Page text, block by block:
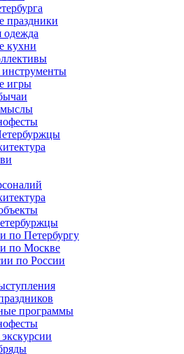
праздники
одежда
кухни
игры
по Петербургу
по Москве
по России
программы